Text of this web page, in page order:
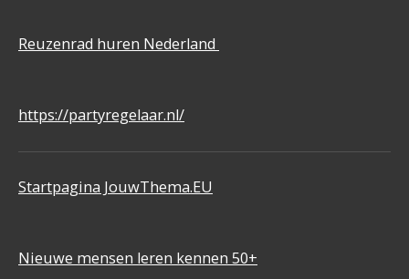
Reuzenrad huren Nederland
https://partyregelaar.nl/
Startpagina JouwThema.EU
Nieuwe mensen leren kennen 50+